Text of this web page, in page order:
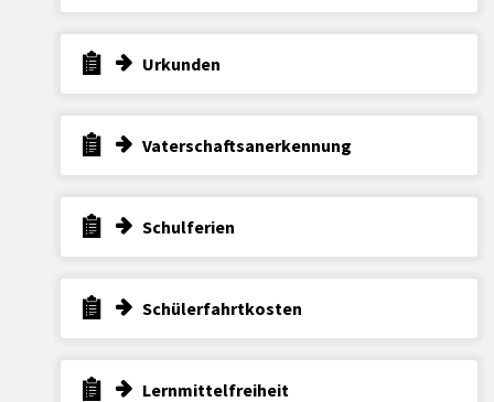
Urkunden
Vaterschaftsanerkennung
Schulferien
Schülerfahrtkosten
Lernmittelfreiheit